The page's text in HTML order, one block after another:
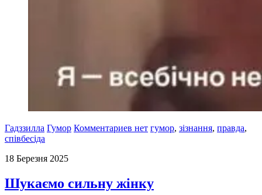
Гадззилла Гумор Комментариев нет гумор, зізнання, правда,
співбесіда
18 Березня 2025
Шукаємо сильну жінку